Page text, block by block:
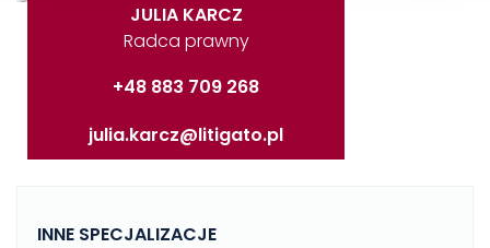
JULIA KARCZ
Radca prawny
+48 883 709 268
julia.karcz@litigato.pl
INNE SPECJALIZACJE